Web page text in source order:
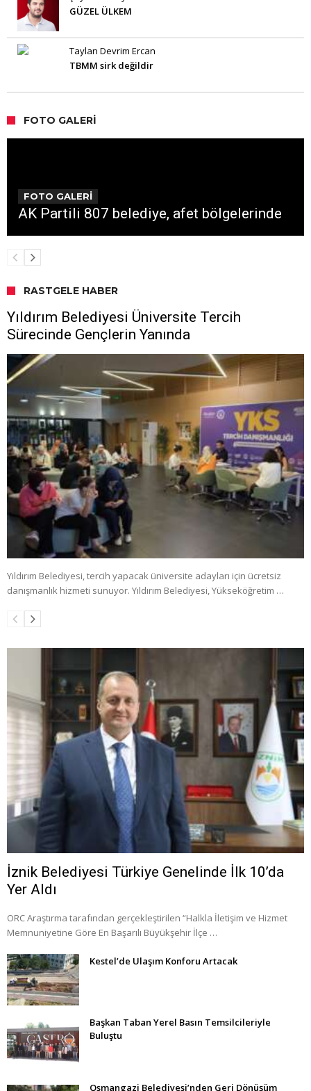
GÜZEL ÜLKEM
Taylan Devrim Ercan
TBMM sirk değildir
FOTO GALERI
FOTO GALERİ
AK Partili 807 belediye, afet bölgelerinde
RASTGELE HABER
Yıldırım Belediyesi Üniversite Tercih
Sürecinde Gençlerin Yanında
Yıldırım Belediyesi, tercih yapacak üniversite adayları için ücretsiz
danışmanlık hizmeti sunuyor. Yıldırım Belediyesi, Yükseköğretim …
İznik Belediyesi Türkiye Genelinde İlk 10’da
Yer Aldı
ORC Araştırma tarafından gerçekleştirilen “Halkla İletişim ve Hizmet
Memnuniyetine Göre En Başarılı Büyükşehir İlçe …
Kestel’de Ulaşım Konforu Artacak
Başkan Taban Yerel Basın Temsilcileriyle
Buluştu
Osmangazi Belediyesi’nden Geri Dönüşüm